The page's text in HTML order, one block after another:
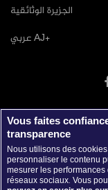
الجزيرة الوثائقية
عربي AJ+
Vous faites
transparence
Nous utilisons des
personnaliser le contenu
mesurer les
réseaux sociaux. Vous